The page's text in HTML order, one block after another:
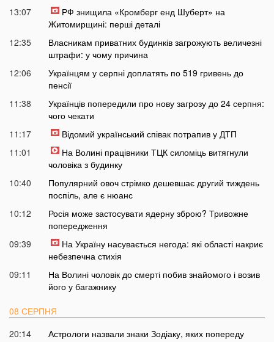
13:07
РФ знищила «Кромберг енд Шуберт» на
Житомирщині: перші деталі
12:35
Власникам приватних будинків загрожують величезні
штрафи: у чому причина
12:06
Українцям у серпні доплатять по 519 гривень до
пенсії
11:38
Українців попередили про нову загрозу до 24 серпня:
чого чекати
11:17
Відомий український співак потрапив у ДТП
11:01
На Волині працівники ТЦК силоміць витягнули
чоловіка з будинку
10:40
Популярний овоч стрімко дешевшає другий тиждень
поспіль, але є нюанс
10:12
Росія може застосувати ядерну зброю? Тривожне
попередження
09:39
На Україну насувається негода: які області накриє
небезпечна стихія
09:11
На Волині чоловік до смерті побив знайомого і возив
його у багажнику
08 СЕРПНЯ
20:14
Астрологи назвали знаки Зодіаку, яких попереду